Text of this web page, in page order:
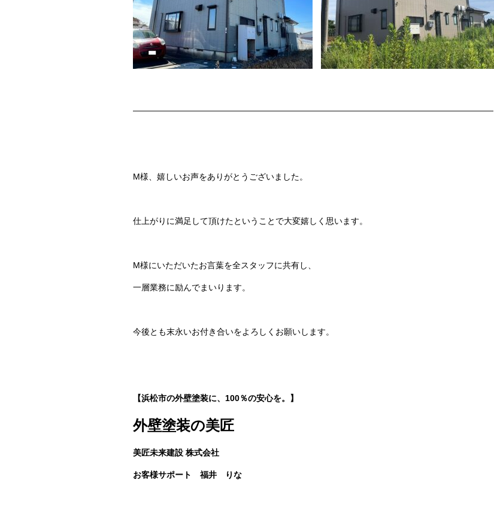
———————————————————————————————————————————
M様、嬉しいお声をありがとうございました。
仕上がりに満足して頂けたということで大変嬉しく思います。
M様にいただいたお言葉を全スタッフに共有し、
一層業務に励んでまいります。
今後とも末永いお付き合いをよろしくお願いします。
【浜松市の外壁塗装に、100％の安心を。】
外壁塗装の美匠
美匠未来建設 株式会社
お客様サポート 福井 りな